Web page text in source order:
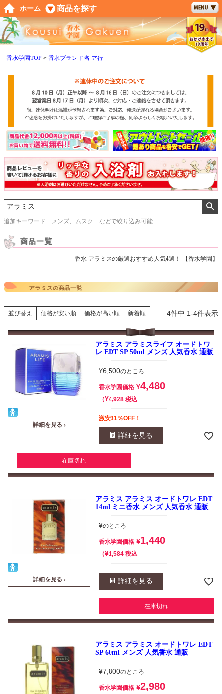
香水学園TOP 香水ブランド名 ア行
追加キーワード メンズ、ムスク などで絞り込み可能
香水 アラミスの厳選おすすめ人気4選！ 【香水学園】
アラミスの商品一覧
並び替え 価格が安い順 価格が高い順 新着順 4件中 1-4件表示
詳細を見る ›
アラミス アラミスライフ オードトワ
レ EDT SP 50ml メンズ 人気香水 通販
¥6,500のところ
香水学園価格 ¥4,480
¥4,928 税込
激安31％OFF！
詳細を見る
在庫切れ
詳細を見る ›
アラミス アラミス オードトワレ EDT
14ml ミニ香水 メンズ 人気香水 通販
¥のところ
香水学園価格 ¥1,440
¥1,584 税込
詳細を見る
在庫切れ
アラミス アラミス オードトワレ EDT
SP 60ml メンズ 人気香水 通販
¥7,800のところ
香水学園価格 ¥2,980
ペー
ジト
ップ
へ
ホーム 商品を探す